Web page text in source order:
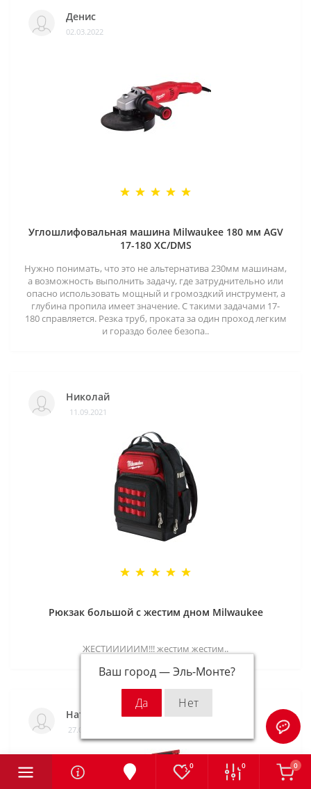
Ваш город —Эль-Монте?
0 0 0
Денис
02.03.2022
Углошлифовальная машина Milwaukee 180 мм AGV
17-180 XC/DMS
Нужно понимать, что это не альтернатива 230мм машинам,
а возможность выполнить задачу, где затруднительно или
опасно использовать мощный и громоздкий инструмент, а
глубина пропила имеет значение. С такими задачами 17-
180 справляется. Резка труб, проката за один проход легким
и гораздо более безопа..
Николай
11.09.2021
Рюкзак большой с жестим дном Milwaukee
ЖЕСТИИИИИМ!!! жестим жестим..
Наталия
27.08.2021